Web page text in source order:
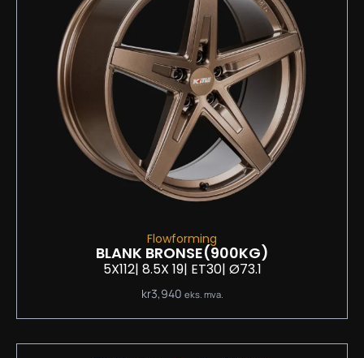
Flowforming
BLANK BRONSE(900KG)
5X112| 8.5X 19| ET30| Ø73.1
kr3,940 eks. mva.